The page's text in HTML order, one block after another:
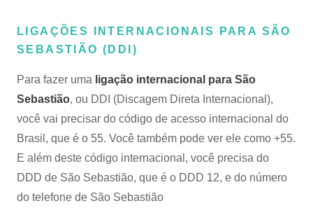
LIGAÇÕES INTERNACIONAIS PARA SÃO
SEBASTIÃO (DDI)
Para fazer uma ligação internacional para São
Sebastião, ou DDI (Discagem Direta Internacional),
você vai precisar do código de acesso internacional do
Brasil, que é o 55. Você também pode ver ele como +55.
E além deste código internacional, você precisa do
DDD de São Sebastião, que é o DDD 12, e do número
do telefone de São Sebastião